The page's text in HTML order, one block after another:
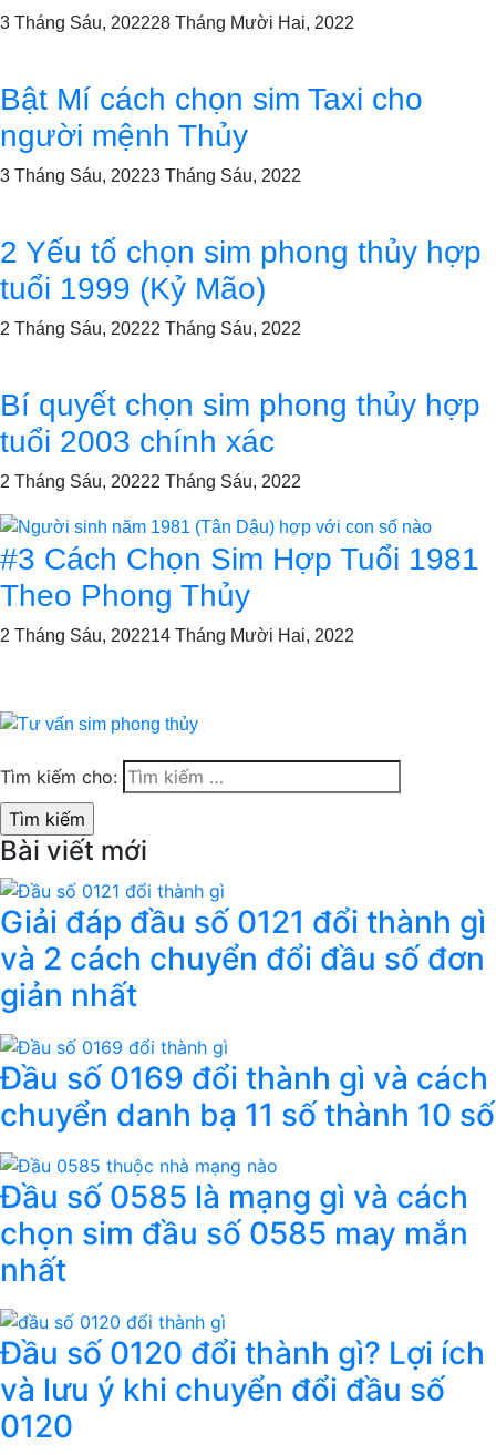
3 Tháng Sáu, 202228 Tháng Mười Hai, 2022
Bật Mí cách chọn sim Taxi cho
người mệnh Thủy
3 Tháng Sáu, 20223 Tháng Sáu, 2022
2 Yếu tố chọn sim phong thủy hợp
tuổi 1999 (Kỷ Mão)
2 Tháng Sáu, 20222 Tháng Sáu, 2022
Bí quyết chọn sim phong thủy hợp
tuổi 2003 chính xác
2 Tháng Sáu, 20222 Tháng Sáu, 2022
#3 Cách Chọn Sim Hợp Tuổi 1981
Theo Phong Thủy
2 Tháng Sáu, 202214 Tháng Mười Hai, 2022
Tìm kiếm cho:
Bài viết mới
Giải đáp đầu số 0121 đổi thành gì
và 2 cách chuyển đổi đầu số đơn
giản nhất
Đầu số 0169 đổi thành gì và cách
chuyển danh bạ 11 số thành 10 số
Đầu số 0585 là mạng gì và cách
chọn sim đầu số 0585 may mắn
nhất
Đầu số 0120 đổi thành gì? Lợi ích
và lưu ý khi chuyển đổi đầu số
0120